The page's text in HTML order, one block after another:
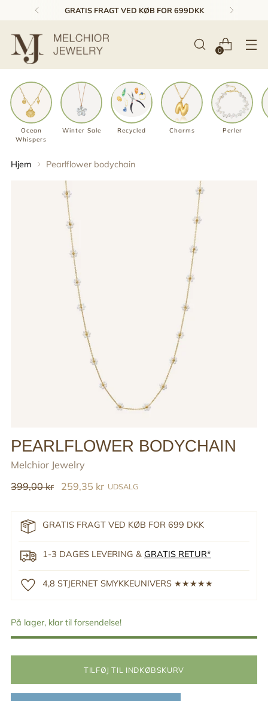
1-3 DAGES LEVERING & GRATIS RETUR*
0
Ocean
Whispers
Winter Sale Recycled Charms Perler
Hjem Pearlflower bodychain
PEARLFLOWER BODYCHAIN
Melchior Jewelry
Reguler
399,00 kr 259,35 kr UDSALG
GRATIS FRAGT VED KØB FOR 699 DKK
1-3 DAGES LEVERING & GRATIS RETUR*
4,8 STJERNET SMYKKEUNIVERS ★★★★★
På lager, klar til forsendelse!
TILFØJ TIL INDKØBSKURV